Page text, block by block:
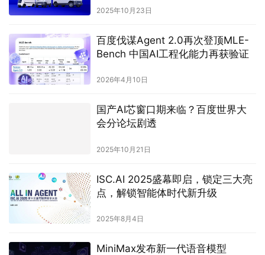
2025年10月23日
百度伐谋Agent 2.0再次登顶MLE-
Bench 中国AI工程化能力再获验证
2026年4月10日
国产AI芯窗口期来临？百度世界大
会分论坛剧透
2025年10月21日
ISC.AI 2025盛幕即启，锁定三大亮
点，解锁智能体时代新升级
2025年8月4日
MiniMax发布新一代语音模型